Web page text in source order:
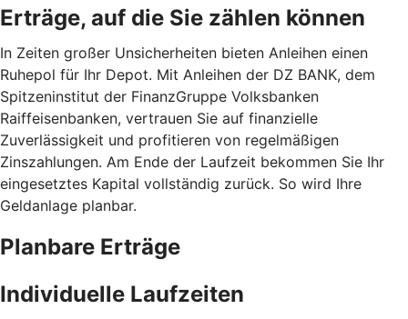
Erträge, auf die Sie zählen können
In Zeiten großer Unsicherheiten bieten Anleihen einen
Ruhepol für Ihr Depot. Mit Anleihen der DZ BANK, dem
Spitzeninstitut der FinanzGruppe Volksbanken
Raiffeisenbanken, vertrauen Sie auf finanzielle
Zuverlässigkeit und profitieren von regelmäßigen
Zinszahlungen. Am Ende der Laufzeit bekommen Sie Ihr
eingesetztes Kapital vollständig zurück. So wird Ihre
Geldanlage planbar.
Planbare Erträge
Individuelle Laufzeiten